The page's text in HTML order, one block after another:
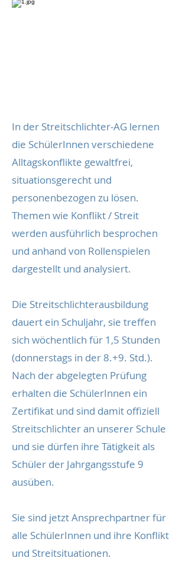
In der Streitschlichter-AG lernen
die SchülerInnen verschiedene
Alltagskonflikte gewaltfrei,
situationsgerecht und
personenbezogen zu lösen.
Themen wie Konflikt / Streit
werden ausführlich besprochen
und anhand von Rollenspielen
dargestellt und analysiert.
Die Streitschlichterausbildung
dauert ein Schuljahr, sie treffen
sich wöchentlich für 1,5 Stunden
(donnerstags in der 8.+9. Std.).
Nach der abgelegten Prüfung
erhalten die SchülerInnen ein
Zertifikat und sind damit offiziell
Streitschlichter an unserer Schule
und sie dürfen ihre Tätigkeit als
Schüler der Jahrgangsstufe 9
ausüben.
Sie sind jetzt Ansprechpartner für
alle SchülerInnen und ihre Konflikt
und Streitsituationen.